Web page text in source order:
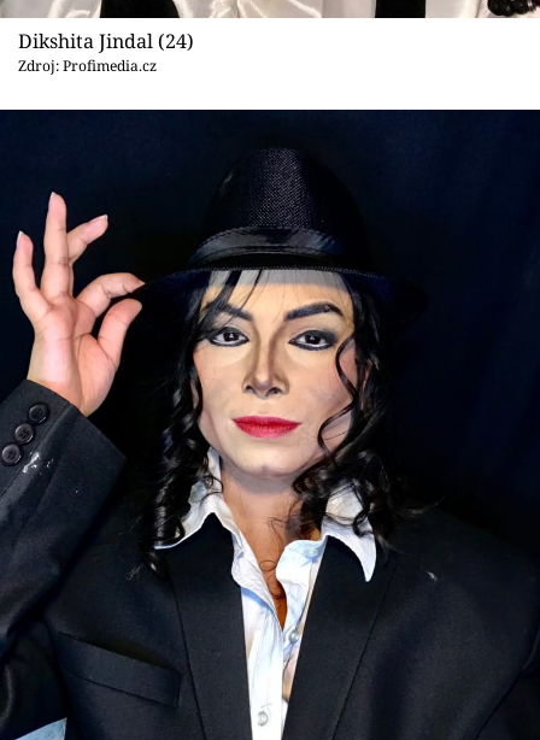
Dikshita Jindal (24)
Zdroj: Profimedia.cz